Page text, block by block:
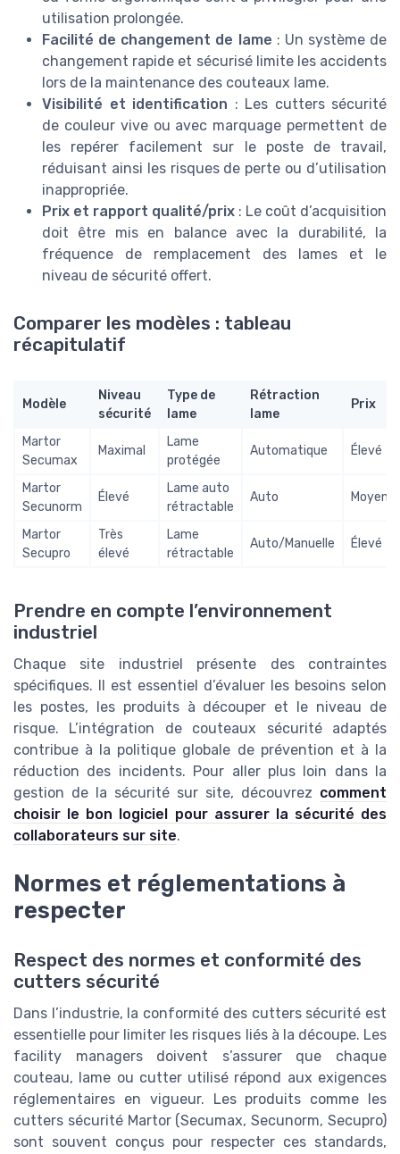
utilisation prolongée.
Facilité de changement de lame : Un système de
changement rapide et sécurisé limite les accidents
lors de la maintenance des couteaux lame.
Visibilité et identification : Les cutters sécurité
de couleur vive ou avec marquage permettent de
les repérer facilement sur le poste de travail,
réduisant ainsi les risques de perte ou d’utilisation
inappropriée.
Prix et rapport qualité/prix : Le coût d’acquisition
doit être mis en balance avec la durabilité, la
fréquence de remplacement des lames et le
niveau de sécurité offert.
Comparer les modèles : tableau
récapitulatif
Modèle
Niveau
sécurité
Type de
lame
Rétraction
lame
Prix
Martor
Secumax
Maximal
Lame
protégée
Automatique Élevé
Martor
Secunorm
Élevé
Lame auto
rétractable
Auto Moyen
Martor
Secupro
Très
élevé
Lame
rétractable
Auto/Manuelle Élevé
Prendre en compte l’environnement
industriel
Chaque site industriel présente des contraintes
spécifiques. Il est essentiel d’évaluer les besoins selon
les postes, les produits à découper et le niveau de
risque. L’intégration de couteaux sécurité adaptés
contribue à la politique globale de prévention et à la
réduction des incidents. Pour aller plus loin dans la
gestion de la sécurité sur site, découvrez comment
choisir le bon logiciel pour assurer la sécurité des
collaborateurs sur site.
Normes et réglementations à
respecter
Respect des normes et conformité des
cutters sécurité
Dans l’industrie, la conformité des cutters sécurité est
essentielle pour limiter les risques liés à la découpe. Les
facility managers doivent s’assurer que chaque
couteau, lame ou cutter utilisé répond aux exigences
réglementaires en vigueur. Les produits comme les
cutters sécurité Martor (Secumax, Secunorm, Secupro)
sont souvent conçus pour respecter ces standards,